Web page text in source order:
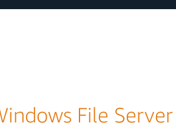
File